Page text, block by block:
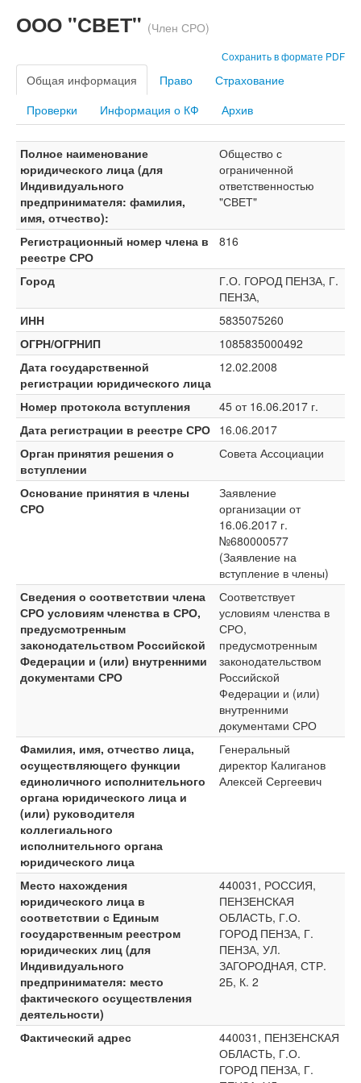
ООО "СВЕТ" (Член СРО)
Сохранить в формате PDF
Общая информация Право
Страхование
Проверки
Информация о КФ Архив
Полное наименование
юридического лица (для
Индивидуального
предпринимателя: фамилия,
имя, отчество):
Общество с
ограниченной
ответственностью
"СВЕТ"
Регистрационный номер члена в
реестре СРО
816
Город
Г.О. ГОРОД ПЕНЗА, Г.
ПЕНЗА,
ИНН
5835075260
ОГРН/ОГРНИП
1085835000492
Дата государственной
регистрации юридического лица
12.02.2008
Номер протокола вступления
45 от 16.06.2017 г.
Дата регистрации в реестре СРО 16.06.2017
Орган принятия решения о
вступлении
Совета Ассоциации
Основание принятия в члены
СРО
Заявление
организации от
16.06.2017 г.
№680000577
(Заявление на
вступление в члены)
Сведения о соответствии члена
СРО условиям членства в СРО,
предусмотренным
законодательством Российской
Федерации и (или) внутренними
документами СРО
Соответствует
условиям членства в
СРО,
предусмотренным
законодательством
Российской
Федерации и (или)
внутренними
документами СРО
Фамилия, имя, отчество лица,
осуществляющего функции
единоличного исполнительного
органа юридического лица и
(или) руководителя
коллегиального
исполнительного органа
юридического лица
Генеральный
директор Калиганов
Алексей Сергеевич
Место нахождения
юридического лица в
соответствии с Единым
государственным реестром
юридических лиц (для
Индивидуального
предпринимателя: место
фактического осуществления
деятельности)
440031, РОССИЯ,
ПЕНЗЕНСКАЯ
ОБЛАСТЬ, Г.О.
ГОРОД ПЕНЗА, Г.
ПЕНЗА, УЛ.
ЗАГОРОДНАЯ, СТР.
2Б, К. 2
Фактический адрес
440031, ПЕНЗЕНСКАЯ
ОБЛАСТЬ, Г.О.
ГОРОД ПЕНЗА, Г.